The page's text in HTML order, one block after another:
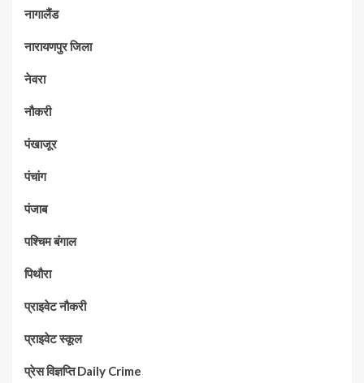
नागालैंड
नारायणपुर जिला
नेवरा
नौकरी
पंखाजूर
पंचांग
पंजाब
पश्चिम बंगाल
पिथौरा
प्राइवेट नौकरी
प्राइवेट स्कूल
प्रेस विज्ञप्ति Daily Crime